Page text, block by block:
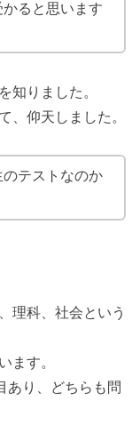
ると思います
知りました。
仰天しました。
テストなのか
理科、社会という
す。
あり、どちらも問